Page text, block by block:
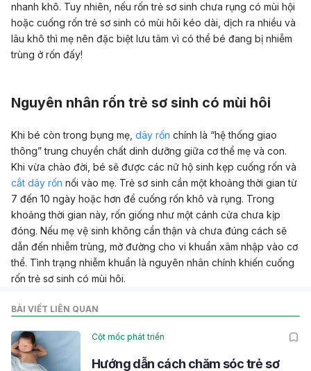
nhanh khô. Tuy nhiên, nếu rốn trẻ sơ sinh chưa rụng có mùi hội
hoặc cuống rốn trẻ sơ sinh có mùi hôi kéo dài, dịch ra nhiều và
lâu khô thì mẹ nên đặc biệt lưu tâm vì có thể bé đang bị nhiễm
trùng ở rốn đấy!
Nguyên nhân rốn trẻ sơ sinh có mùi hôi
Khi bé còn trong bụng mẹ, dây rốn chính là “hệ thống giao
thông” trung chuyển chất dinh dưỡng giữa cơ thể mẹ và con.
Khi vừa chào đời, bé sẽ được các nữ hộ sinh kẹp cuống rốn và
cắt dây rốn nối vào mẹ. Trẻ sơ sinh cần một khoảng thời gian từ
7 đến 10 ngày hoặc hơn để cuống rốn khô và rụng. Trong
khoảng thời gian này, rốn giống như một cánh cửa chưa kịp
đóng. Nếu mẹ vệ sinh không cẩn thận và chưa đúng cách sẽ
dẫn đến nhiễm trùng, mở đường cho vi khuẩn xâm nhập vào cơ
thể. Tình trạng nhiễm khuẩn là nguyên nhân chính khiến cuống
rốn trẻ sơ sinh có mùi hôi.
BÀI VIẾT LIÊN QUAN
Cột mốc phát triển
Hướng dẫn cách chăm sóc trẻ sơ